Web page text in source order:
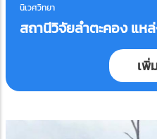
นิเวศวิทยา
สถานีวิจัยลำตะคอง แห
เพิ่